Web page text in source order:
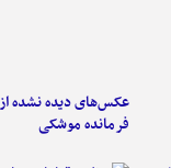
عکس‌های دیده نشده
فرمانده‌ موشکی